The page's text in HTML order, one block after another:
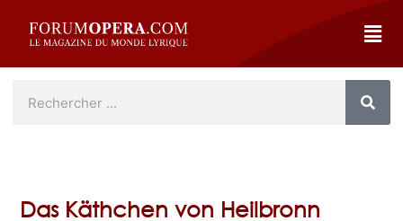
Das Käthchen von Heilbronn